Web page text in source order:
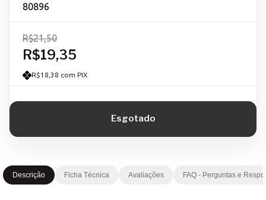
80896
R$19,35
R$21,50
R$18,38 com PIX
Descrição Ficha Técnica Avaliações FAQ - Perguntas e